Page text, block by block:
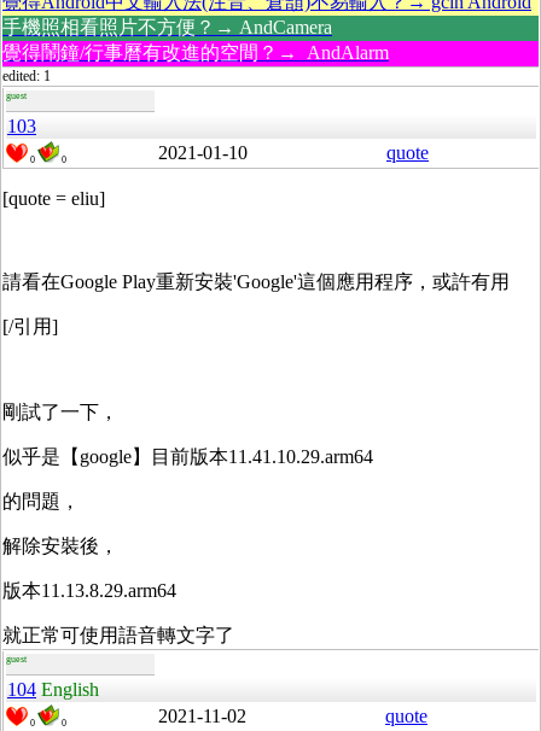
手機照相看照片不方便？→ AndCamera
覺得鬧鐘/行事曆有改進的空間？→ AndAlarm
edited: 1
guest
103
0 0 2021-01-10 quote
[quote = eliu]
請看在Google Play重新安裝'Google'這個應用程序，或許有用
[/引用]
剛試了一下，
似乎是【google】目前版本11.41.10.29.arm64
的問題，
解除安裝後，
版本11.13.8.29.arm64
就正常可使用語音轉文字了
guest
104 English
0 0 2021-11-02 quote